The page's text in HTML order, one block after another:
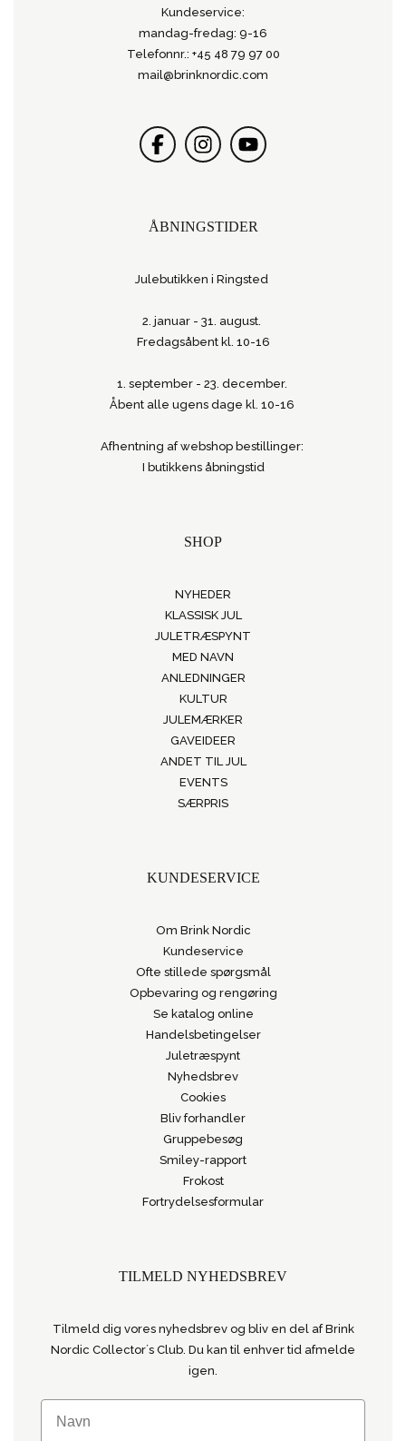
Kundeservice:
mandag-fredag: 9-16
Telefonnr.: +45 48 79 97 00
mail@brinknordic.com
ÅBNINGSTIDER
Julebutikken i Ringsted
2. januar - 31. august.
Fredagsåbent kl. 10-16
1. september - 23. december.
Åbent alle ugens dage kl. 10-16
Afhentning af webshop bestillinger:
I butikkens åbningstid
SHOP
NYHEDER
KLASSISK JUL
JULETRÆSPYNT
MED NAVN
ANLEDNINGER
KULTUR
JULEMÆRKER
GAVEIDEER
ANDET TIL JUL
EVENTS
SÆRPRIS
KUNDESERVICE
Om Brink Nordic
Kundeservice
Ofte stillede spørgsmål
Opbevaring og rengøring
Se katalog online
Handelsbetingelser
Juletræspynt
Nyhedsbrev
Cookies
Bliv forhandler
Gruppebesøg
Smiley-rapport
Frokost
Fortrydelsesformular
TILMELD NYHEDSBREV
Tilmeld dig vores nyhedsbrev og bliv en del af Brink
Nordic Collector´s Club. Du kan til enhver tid afmelde
igen.